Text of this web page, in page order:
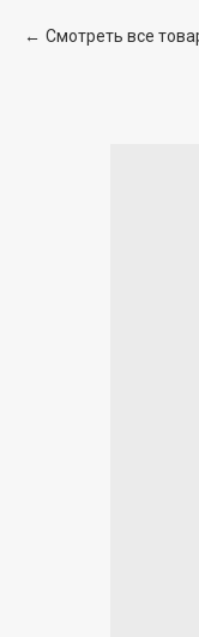
Смотреть все